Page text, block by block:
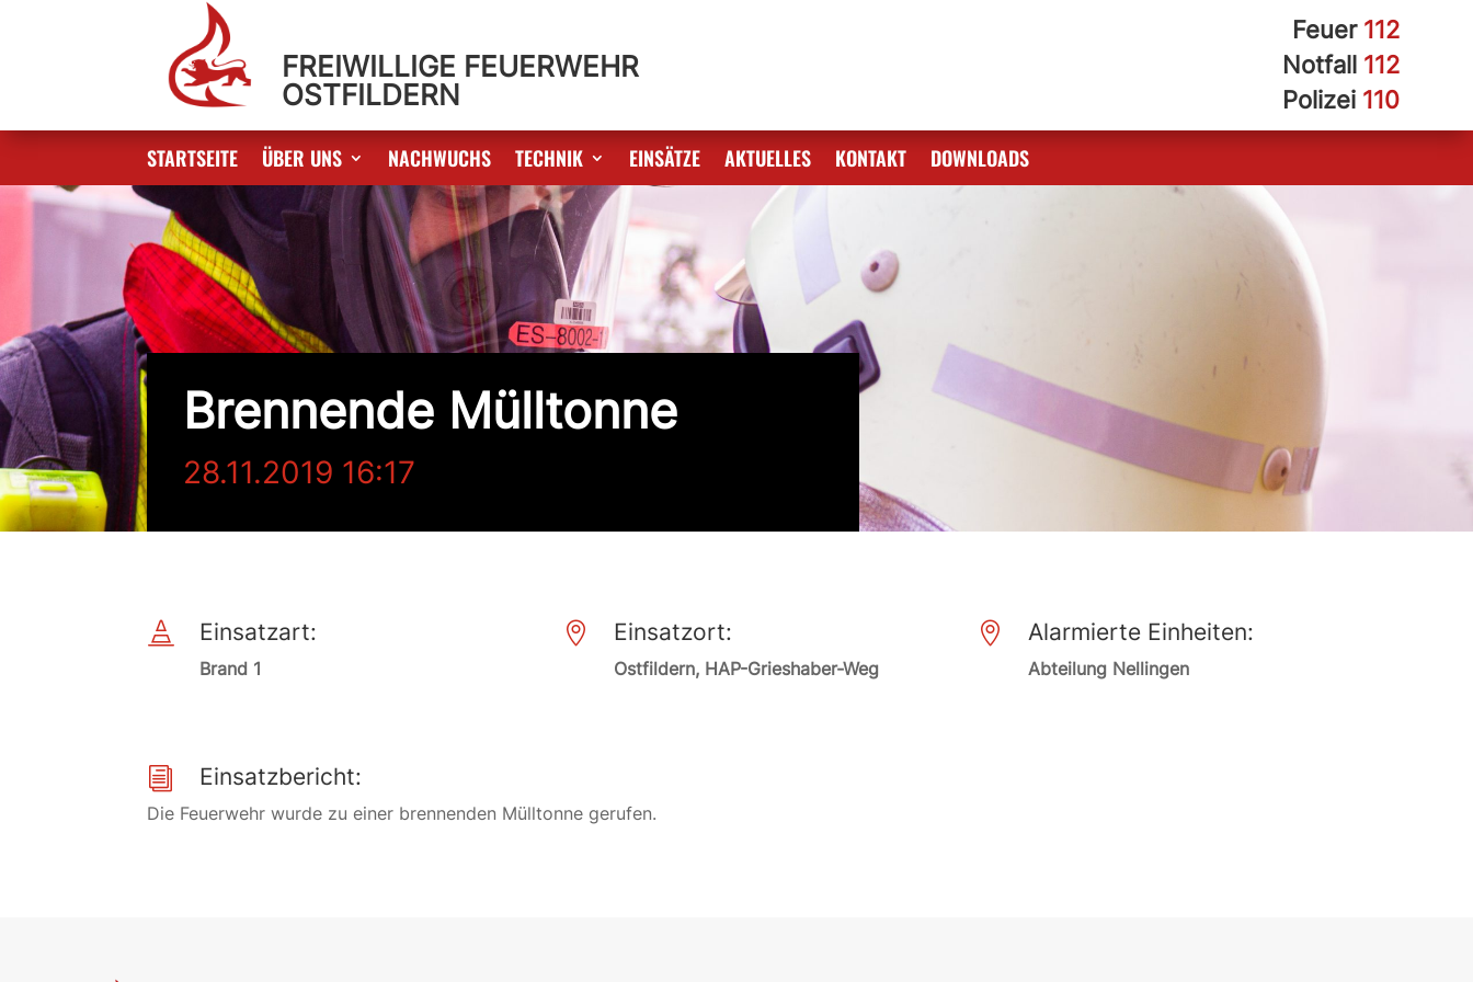
FREIWILLIGE FEUERWEHR
OSTFILDERN
Feuer 112
Notfall 112
Polizei 110
STARTSEITE ÜBER UNS NACHWUCHS TECHNIK EINSÄTZE AKTUELLES KONTAKT DOWNLOADS
Brennende Mülltonne
28.11.2019 16:17
 Einsatzart:
Brand 1
 Einsatzort:
Ostfildern, HAP-Grieshaber-Weg
 Alarmierte Einheiten:
Abteilung Nellingen
i Einsatzbericht:
Die Feuerwehr wurde zu einer brennenden Mülltonne gerufen.